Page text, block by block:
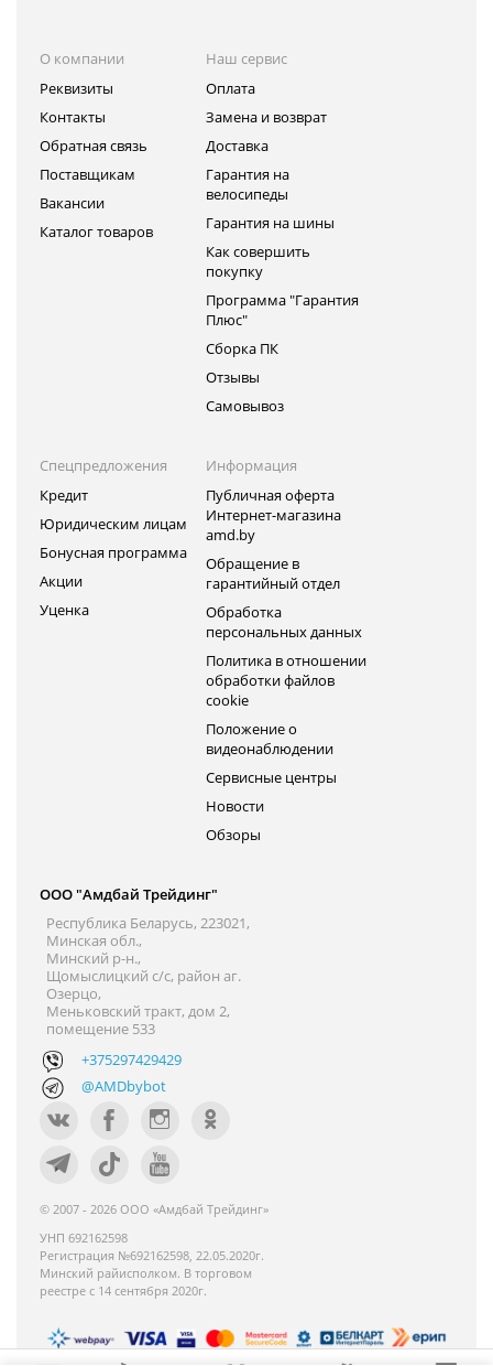
О компании
Реквизиты
Контакты
Обратная связь
Поставщикам
Вакансии
Каталог товаров
Наш сервис
Оплата
Замена и возврат
Доставка
Гарантия на
велосипеды
Гарантия на шины
Как совершить
покупку
Программа "Гарантия
Плюс"
Сборка ПК
Отзывы
Самовывоз
Спецпредложения
Кредит
Юридическим лицам
Бонусная программа
Акции
Уценка
Информация
Публичная оферта
Интернет-магазина
amd.by
Обращение в
гарантийный отдел
Обработка
персональных данных
Политика в отношении
обработки файлов
cookie
Положение о
видеонаблюдении
Сервисные центры
Новости
Обзоры
ООО "Амдбай Трейдинг"
Республика Беларусь, 223021,
Минская обл.,
Минский р-н.,
Щомыслицкий с/с, район аг.
Озерцо,
Меньковский тракт, дом 2,
помещение 533
+375297429429
@AMDbybot
© 2007 - 2026 ООО «Амдбай Трейдинг»
УНП 692162598
Регистрация №692162598, 22.05.2020г.
Минский райисполком. В торговом
реестре с 14 сентября 2020г.